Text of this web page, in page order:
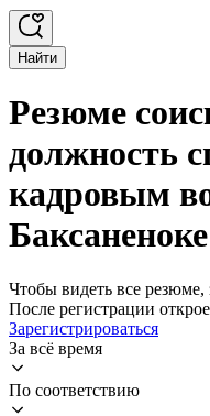
Найти
Резюме
должность
кадровым
Баксаненоке
Чтобы видеть все резюме,
После регистрации
Зарегистрироваться
За всё время
По соответствию